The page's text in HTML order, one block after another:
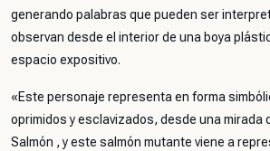
generando palabras que pueden ser
observan desde el interior de una boya
espacio expositivo.
«Este personaje representa en forma
oprimidos y esclavizados, desde una mirada
Salmón , y este salmón mutante viene a